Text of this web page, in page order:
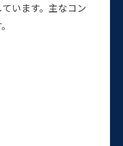
います。主なコン